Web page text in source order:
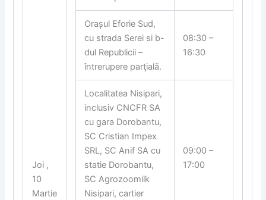
Joi ,
10
Martie
Orașul Eforie Sud,
cu strada Serei si b-
dul Republicii –
întrerupere parţialã.
08:30 –
16:30
Localitatea Nisipari,
inclusiv CNCFR SA
cu gara Dorobantu,
SC Cristian Impex
SRL, SC Anif SA cu
statie Dorobantu,
SC Agrozoomilk
Nisipari, cartier
09:00 –
17:00